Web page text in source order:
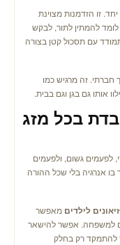
זו הזדמנות מצוינת
להמתין לתור, לבקש
עם תסכול קטן בצורה
חברתי. זה מרגיש כמו
אותו גם בגן וגם בבית.
בכל מזג
לפעמים גשום, ולפעמים
בו אנרגיה בלי שכל ההורה
לילדים מאפשר
למשפחה. אפשר להישאר
רק בחלק